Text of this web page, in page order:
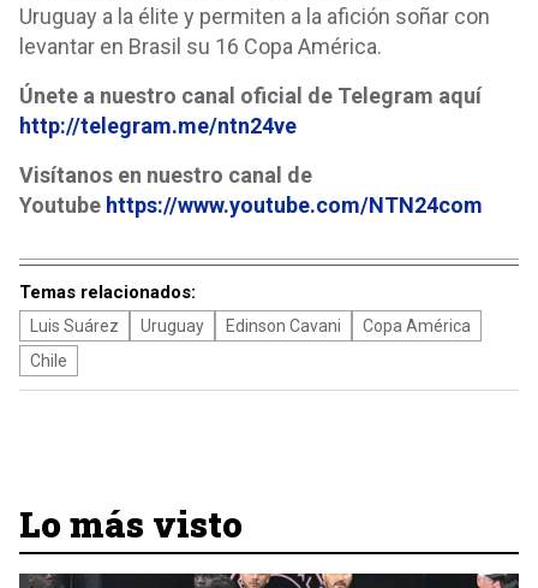
Uruguay a la élite y permiten a la afición soñar con
levantar en Brasil su 16 Copa América.
Únete a nuestro canal oficial de Telegram aquí
http://telegram.me/ntn24ve
Visítanos en nuestro canal de
Youtube https://www.youtube.com/NTN24com
Temas relacionados:
Luis Suárez Uruguay Edinson Cavani
Copa América
Chile
Lo más visto